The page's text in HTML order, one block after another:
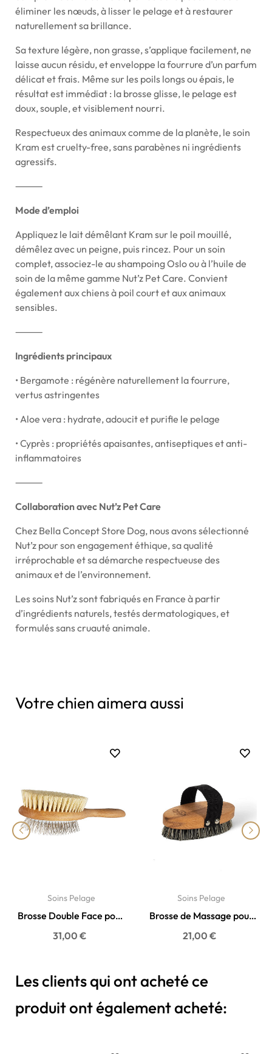
éliminer les nœuds, à lisser le pelage et à restaurer
naturellement sa brillance.
Sa texture légère, non grasse, s’applique facilement, ne
laisse aucun résidu, et enveloppe la fourrure d’un parfum
délicat et frais. Même sur les poils longs ou épais, le
résultat est immédiat : la brosse glisse, le pelage est
doux, souple, et visiblement nourri.
Respectueux des animaux comme de la planète, le soin
Kram est cruelty-free, sans parabènes ni ingrédients
agressifs.
⸻
Mode d’emploi
Appliquez le lait démêlant Kram sur le poil mouillé,
démêlez avec un peigne, puis rincez. Pour un soin
complet, associez-le au shampoing Oslo ou à l’huile de
soin de la même gamme Nut’z Pet Care. Convient
également aux chiens à poil court et aux animaux
sensibles.
⸻
Ingrédients principaux
• Bergamote : régénère naturellement la fourrure,
vertus astringentes
• Aloe vera : hydrate, adoucit et purifie le pelage
• Cyprès : propriétés apaisantes, antiseptiques et anti-
inflammatoires
⸻
Collaboration avec Nut’z Pet Care
Chez Bella Concept Store Dog, nous avons sélectionné
Nut’z pour son engagement éthique, sa qualité
irréprochable et sa démarche respectueuse des
animaux et de l’environnement.
Les soins Nut’z sont fabriqués en France à partir
d’ingrédients naturels, testés dermatologiques, et
formulés sans cruauté animale.
Votre chien aimera aussi
Soins Pelage
Brosse Double Face pour
Chien Poils Longs...
31,00 €
Soins Pelage
Brosse de Massage pour
Chien en Bois & Fibres...
21,00 €
Les clients qui ont acheté ce
produit ont également acheté: